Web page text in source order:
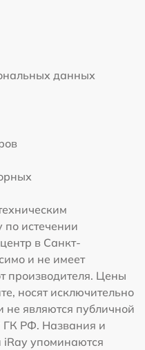
данных
истечении
в Санкт-
и не имеет
производителя. Цены
носят исключительно
не являются публичной
ГК РФ. Названия и
iRay упоминаются